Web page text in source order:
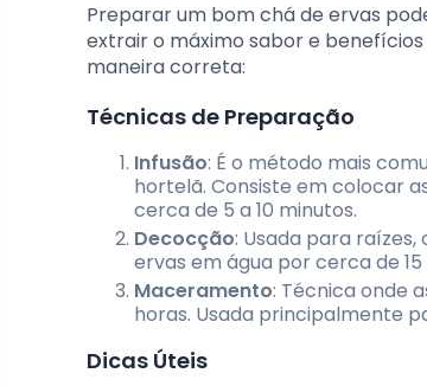
Preparar um bom chá de ervas
extrair o máximo sabor e
maneira correta:
Técnicas de Preparação
Infusão: É o método mais
hortelã. Consiste em colocar
cerca de 5 a 10 minutos.
Decocção: Usada para
ervas em água por cerca de
Maceramento: Técnica onde
horas. Usada principalmente
Dicas Úteis